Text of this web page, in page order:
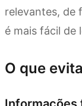
relevantes, de
é mais fácil de
O que